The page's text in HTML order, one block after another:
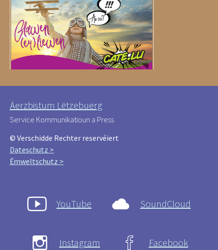
Äerzbistum Lëtzebuerg
Service Kommunikatioun a Press
© Verschidde Rechter reservéiert
Dateschutz >
Ëmweltschutz >
YouTube SoundCloud
Instagram Facebook